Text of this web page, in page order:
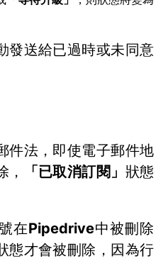
發送給已過時或未同意
件法，即使電子郵件地
，
「已取消訂閱」 狀態
在Pipedrive中被刪除
態才會被刪除，因為行